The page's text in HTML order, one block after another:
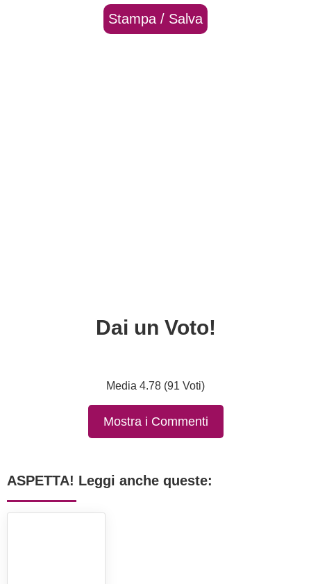
Stampa / Salva
Dai un Voto!
Media 4.78 (91 Voti)
Mostra i Commenti
ASPETTA! Leggi anche queste: